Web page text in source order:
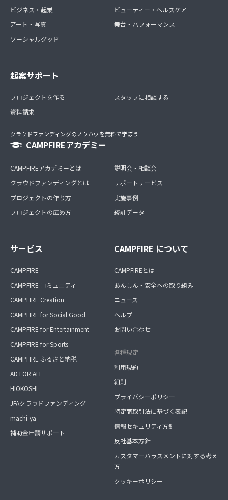
ビジネス・起業
アート・写真
ソーシャルグッド
ビューティー・ヘルスケア
舞台・パフォーマンス
起案サポート
プロジェクトを作る
資料請求
スタッフに相談する
クラウドファンディングのノウハウを無料で学ぼう
CAMPFIREアカデミー
CAMPFIREアカデミーとは
クラウドファンディングとは
プロジェクトの作り方
プロジェクトの広め方
説明会・相談会
サポートサービス
実施事例
統計データ
サービス
CAMPFIRE
CAMPFIRE コミュニティ
CAMPFIRE Creation
CAMPFIRE for Social Good
CAMPFIRE for Entertainment
CAMPFIRE for Sports
CAMPFIRE ふるさと納税
AD FOR ALL
HIOKOSHI
JFAクラウドファンディング
machi-ya
補助金申請サポート
CAMPFIRE について
CAMPFIREとは
あんしん・安全への取り組み
ニュース
ヘルプ
お問い合わせ
各種規定
利用規約
細則
プライバシーポリシー
特定商取引法に基づく表記
情報セキュリティ方針
反社基本方針
カスタマーハラスメントに対する考え
方
クッキーポリシー